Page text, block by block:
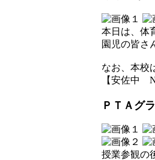
本日は、体
園児の皆さ
なお、本校
【安佐中
ＰＴＡグ
授業参観の